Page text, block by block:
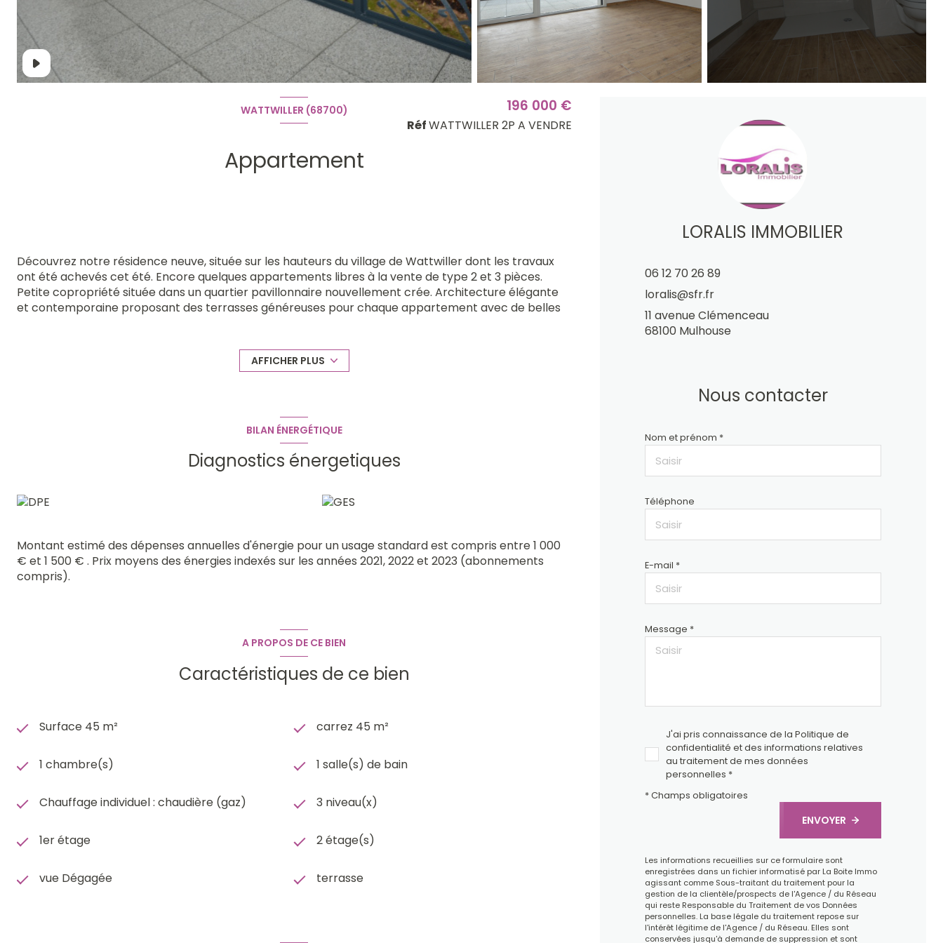
WATTWILLER (68700)
Appartement
196 000 €
RéfWATTWILLER 2P A VENDRE
Découvrez notre résidence neuve, située sur les hauteurs du village de Wattwiller dont les travaux
ont été achevés cet été. Encore quelques appartements libres à la vente de type 2 et 3 pièces.
Petite copropriété située dans un quartier pavillonnaire nouvellement crée. Architecture élégante
et contemporaine proposant des terrasses généreuses pour chaque appartement avec de belles
garage et/ou parking en plus du prix de vente. 3 pièces à partir de 247.000 €. Frais de notaire
AFFICHER PLUS
BILAN ÉNERGÉTIQUE
Diagnostics énergetiques
Montant estimé des dépenses annuelles d'énergie pour un usage standard est compris entre 1 000
€ et 1 500 € . Prix moyens des énergies indexés sur les années 2021, 2022 et 2023 (abonnements
compris).
A PROPOS DE CE BIEN
Caractéristiques de ce bien
Surface 45 m² carrez 45 m²
1 chambre(s) 1 salle(s) de bain
Chauffage individuel : chaudière (gaz) 3 niveau(x)
1er étage 2 étage(s)
vue Dégagée terrasse
LORALIS IMMOBILIER
06 12 70 26 89
loralis@sfr.fr
11 avenue Clémenceau
68100 Mulhouse
Nous contacter
Nom et prénom *
Téléphone
E-mail *
Message *
J'ai pris connaissance de la Politique de
confidentialité et des informations relatives
au traitement de mes données
personnelles *
* Champs obligatoires
ENVOYER
Les informations recueillies sur ce formulaire sont
enregistrées dans un fichier informatisé par La Boite Immo
agissant comme Sous-traitant du traitement pour la
gestion de la clientèle/prospects de l'Agence / du Réseau
qui reste Responsable du Traitement de vos Données
personnelles. La base légale du traitement repose sur
l'intérêt légitime de l'Agence / du Réseau. Elles sont
conservées jusqu'à demande de suppression et sont